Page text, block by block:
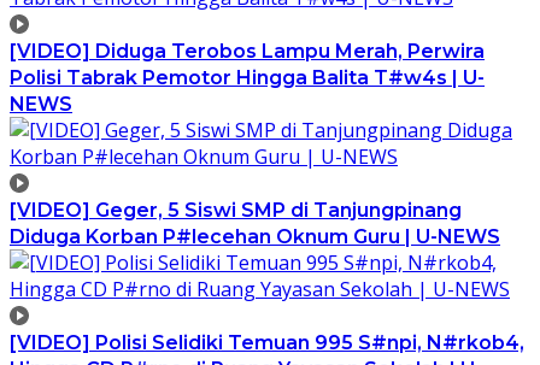
[VIDEO] Diduga Terobos Lampu Merah, Perwira
Polisi Tabrak Pemotor Hingga Balita T#w4s | U-
NEWS
[VIDEO] Geger, 5 Siswi SMP di Tanjungpinang
Diduga Korban P#lecehan Oknum Guru | U-NEWS
[VIDEO] Polisi Selidiki Temuan 995 S#npi, N#rkob4,